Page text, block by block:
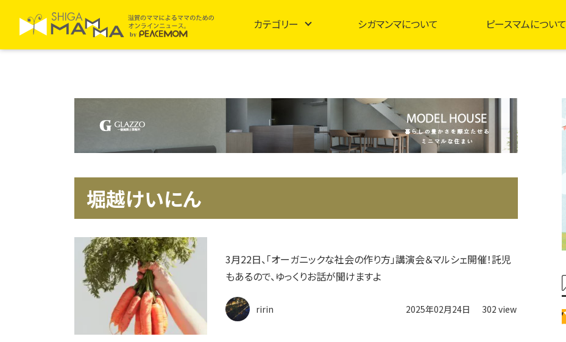
カテゴリー シガマンマについて ピースマムについて
堀越けいにん
3月22日、「オーガニックな社会の作り方」講演会＆マルシェ開催！託児
もあるので、ゆっくりお話が聞けますよ
ririn 2025年02月24日 302 view